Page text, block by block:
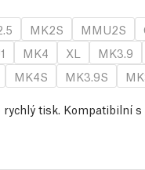
MK2S MMU2S
MK4 XL MK3.9
MK4S MK3.9S
tisk. Kompatibilní